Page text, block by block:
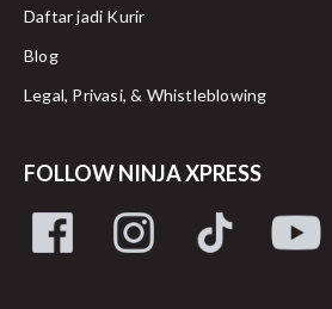
Daftar jadi Kurir
Blog
Legal, Privasi, & Whistleblowing
FOLLOW NINJA XPRESS